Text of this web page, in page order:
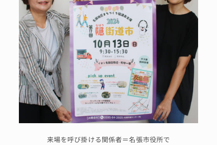
来場を呼び掛ける関係者＝名張市役所で